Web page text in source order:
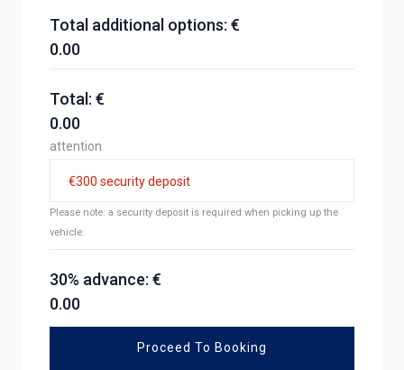
Total additional options: €
0.00
Total: €
0.00
attention
Please note: a security deposit is required when picking up the
vehicle.
30% advance: €
0.00
Proceed To Booking